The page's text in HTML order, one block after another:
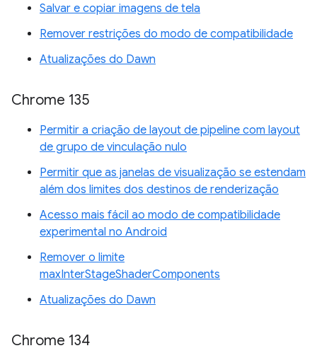
Salvar e copiar imagens de tela
Remover restrições do modo de compatibilidade
Atualizações do Dawn
Chrome 135
Permitir a criação de layout de pipeline com layout
de grupo de vinculação nulo
Permitir que as janelas de visualização se estendam
além dos limites dos destinos de renderização
Acesso mais fácil ao modo de compatibilidade
experimental no Android
Remover o limite
maxInterStageShaderComponents
Atualizações do Dawn
Chrome 134